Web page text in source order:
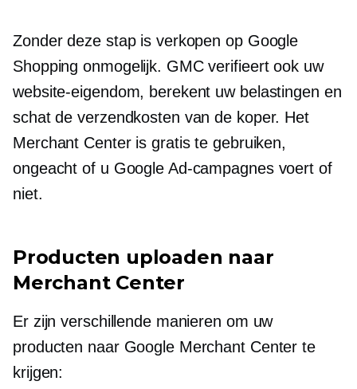
Zonder deze stap is verkopen op Google
Shopping onmogelijk. GMC verifieert ook uw
website-eigendom, berekent uw belastingen en
schat de verzendkosten van de koper. Het
Merchant Center is gratis te gebruiken,
ongeacht of u Google Ad-campagnes voert of
niet.
Producten uploaden naar
Merchant Center
Er zijn verschillende manieren om uw
producten naar Google Merchant Center te
krijgen: